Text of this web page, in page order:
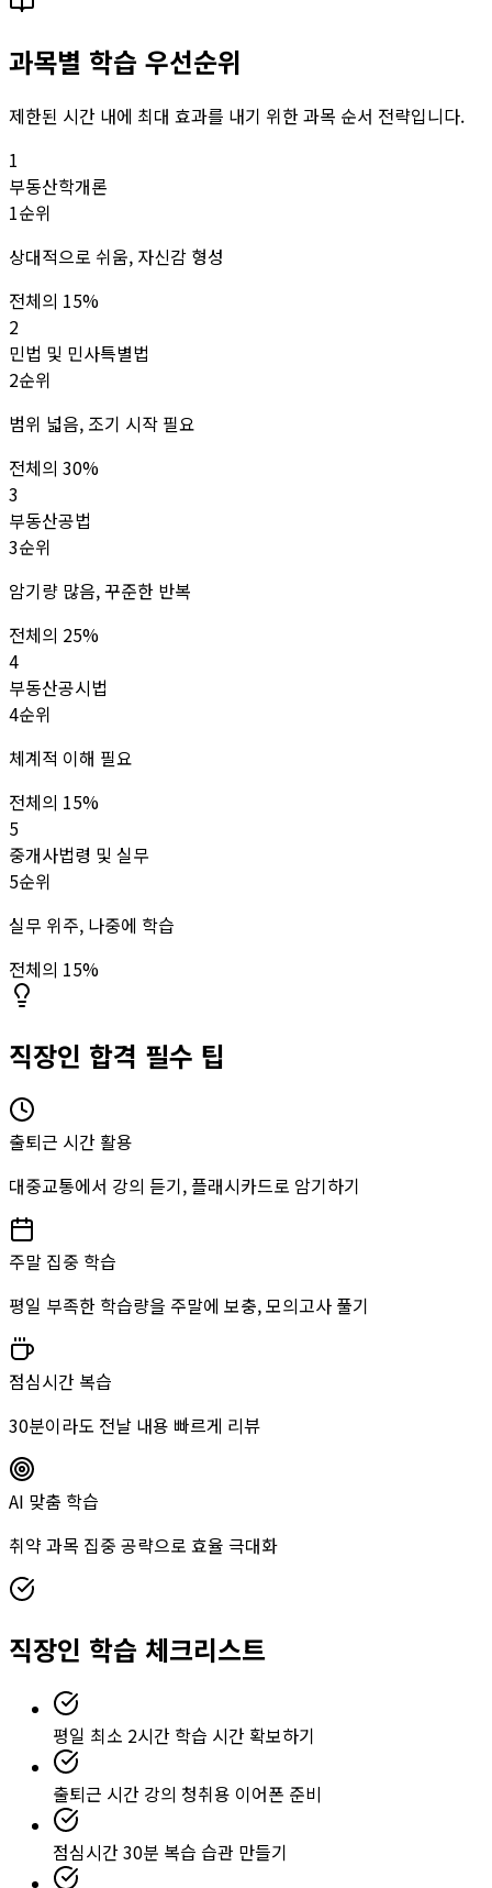
과목별 학습 우선순위
제한된 시간 내에 최대 효과를 내기 위한 과목 순서 전략입니다.
1
부동산학개론
1순위
상대적으로 쉬움, 자신감 형성
전체의 15%
2
민법 및 민사특별법
2순위
범위 넓음, 조기 시작 필요
전체의 30%
3
부동산공법
3순위
암기량 많음, 꾸준한 반복
전체의 25%
4
부동산공시법
4순위
체계적 이해 필요
전체의 15%
5
중개사법령 및 실무
5순위
실무 위주, 나중에 학습
전체의 15%
직장인 합격 필수 팁
출퇴근 시간 활용
대중교통에서 강의 듣기, 플래시카드로 암기하기
주말 집중 학습
평일 부족한 학습량을 주말에 보충, 모의고사 풀기
점심시간 복습
30분이라도 전날 내용 빠르게 리뷰
AI 맞춤 학습
취약 과목 집중 공략으로 효율 극대화
직장인 학습 체크리스트
평일 최소 2시간 학습 시간 확보하기
출퇴근 시간 강의 청취용 이어폰 준비
점심시간 30분 복습 습관 만들기